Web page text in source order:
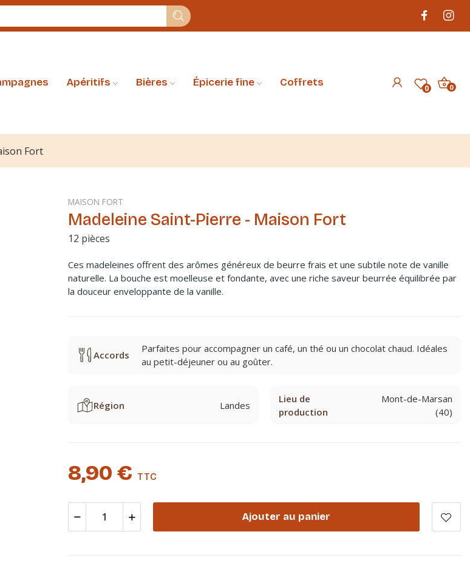
Apéritifs Bières Épicerie fine Coffrets 0 0
Fort
MAISON FORT
Madeleine Saint-Pierre - Maison Fort
12 pièces
Ces madeleines offrent des arômes généreux de beurre frais et une subtile note de vanille
naturelle. La bouche est moelleuse et fondante, avec une riche saveur beurrée équilibrée par
la douceur enveloppante de la vanille.
Accords
Parfaites pour accompagner un café, un thé ou un chocolat chaud. Idéales
au petit-déjeuner ou au goûter.
Région Landes
Lieu de
production
Mont-de-Marsan
(40)
8,90 € TTC
Ajouter au panier